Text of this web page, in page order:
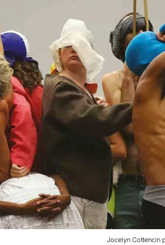
Jocelyn Cottencin